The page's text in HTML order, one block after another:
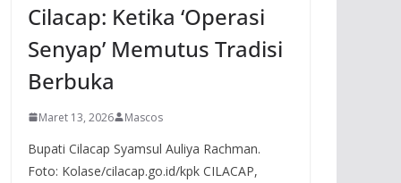
Cilacap: Ketika ‘Operasi
Senyap’ Memutus Tradisi
Berbuka
Maret 13, 2026 Mascos
Bupati Cilacap Syamsul Auliya Rachman.
Foto: Kolase/cilacap.go.id/kpk CILACAP,